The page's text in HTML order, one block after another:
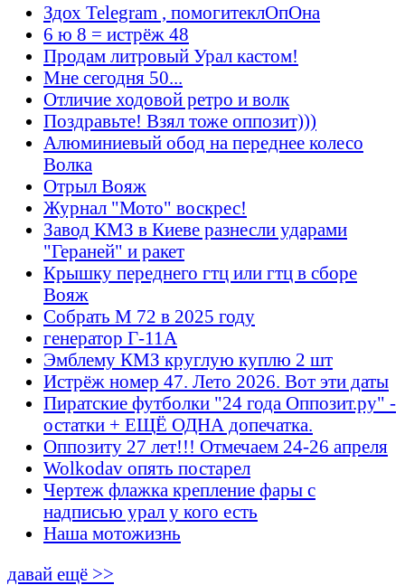
Здох Telegram , помогитеклОпОна
6 ю 8 = истрёж 48
Продам литровый Урал кастом!
Мне сегодня 50...
Отличие ходовой ретро и волк
Поздравьте! Взял тоже оппозит)))
Алюминиевый обод на переднее колесо
Волка
Отрыл Вояж
Журнал "Мото" воскрес!
Завод КМЗ в Киеве разнесли ударами
"Гераней" и ракет
Крышку переднего гтц или гтц в сборе
Вояж
Собрать М 72 в 2025 году
генератор Г-11А
Эмблему КМЗ круглую куплю 2 шт
Истрёж номер 47. Лето 2026. Вот эти даты
Пиратские футболки "24 года Оппозит.ру" -
остатки + ЕЩЁ ОДНА допечатка.
Оппозиту 27 лет!!! Отмечаем 24-26 апреля
Wolkodav опять постарел
Чертеж флажка крепление фары с
надписью урал у кого есть
Наша мотожизнь
давай ещё >>